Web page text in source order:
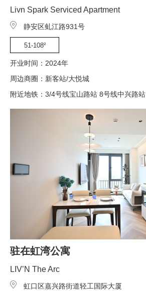
Livn Spark Serviced Apartment
静安区虬江路931号
51-108²
开业时间：2024年
周边商圈：新客站/大悦城
附近地铁：3/4号线宝山路站 8号线中兴路站
驻在虹湾公寓
LIV’N The Arc
虹口区嘉兴路街道轻工国际大厦